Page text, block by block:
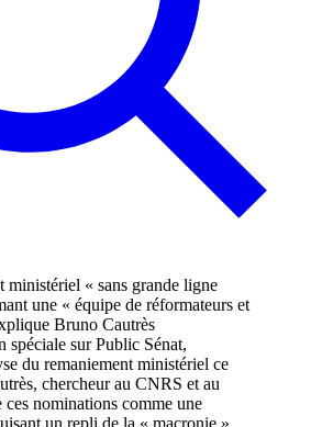
spéciale sur Public Sénat,
du remaniement ministériel ce
chercheur au CNRS et au
nominations comme une